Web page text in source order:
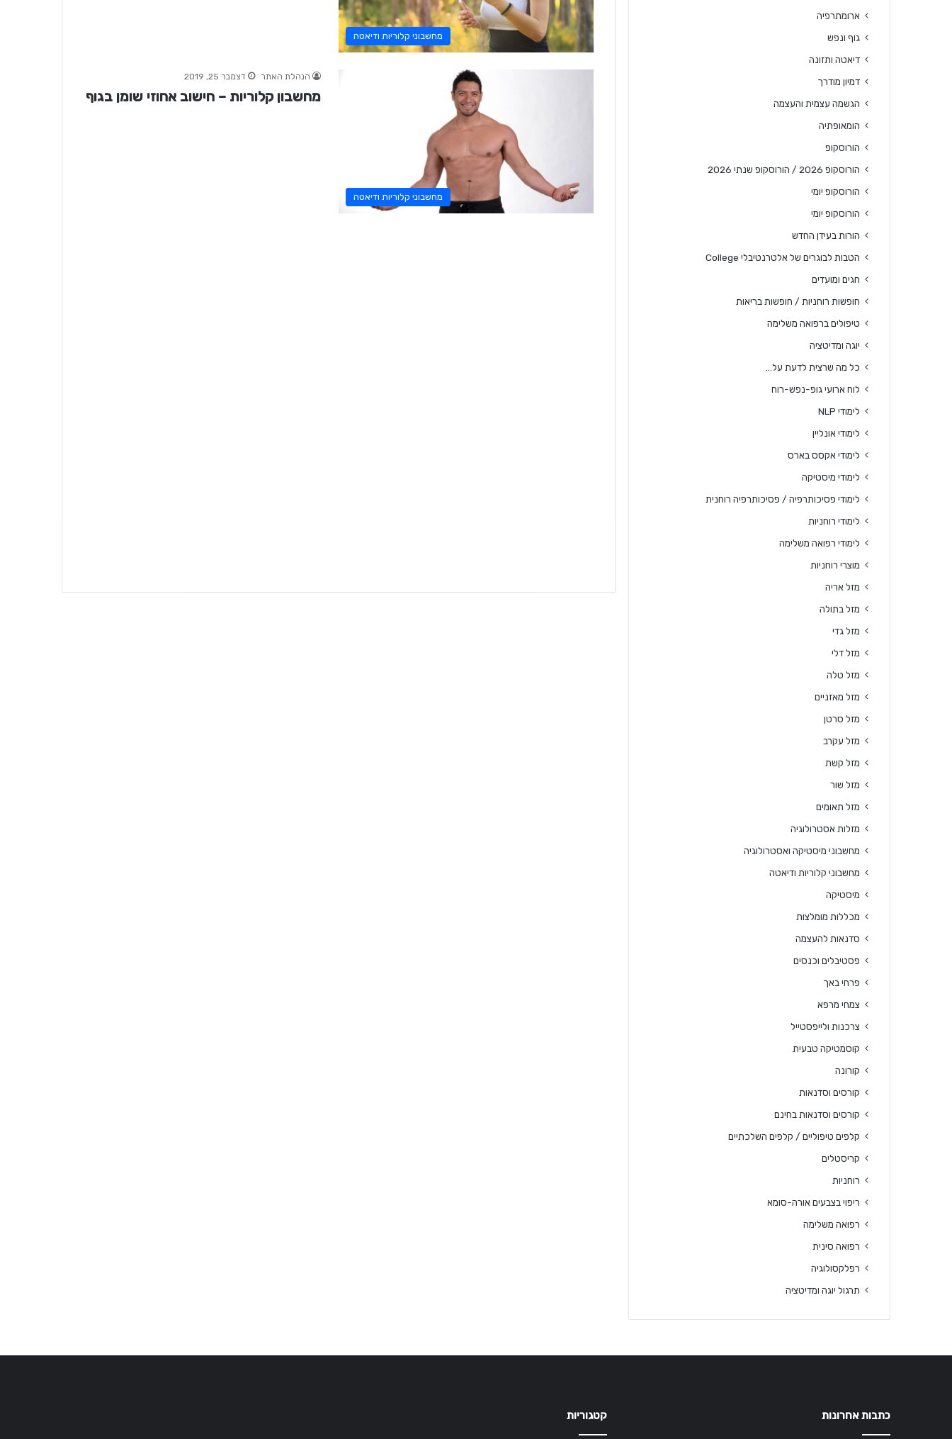
מחשבוני קלוריות ודיאטה
מחשבוני קלוריות ודיאטה
הנהלת האתר דצמבר 25, 2019
מחשבון קלוריות – חישוב אחוזי שומן בגוף
ארומתרפיה
גוף ונפש
דיאטה ותזונה
דמיון מודרך
הגשמה עצמית והעצמה
הומאופתיה
הורוסקופ
הורוסקופ 2026 / הורוסקופ שנתי 2026
הורוסקופ יומי
הורוסקופ יומי
הורות בעידן החדש
הטבות לבוגרים של אלטרנטיבלי College
חגים ומועדים
חופשות רוחניות / חופשות בריאות
טיפולים ברפואה משלימה
יוגה ומדיטציה
כל מה שרצית לדעת על…
לוח ארועי גופ-נפש-רוח
לימודי NLP
לימודי אונליין
לימודי אקסס בארס
לימודי מיסטיקה
לימודי פסיכותרפיה / פסיכותרפיה רוחנית
לימודי רוחניות
לימודי רפואה משלימה
מוצרי רוחניות
מזל אריה
מזל בתולה
מזל גדי
מזל דלי
מזל טלה
מזל מאזניים
מזל סרטן
מזל עקרב
מזל קשת
מזל שור
מזל תאומים
מזלות אסטרולוגיה
מחשבוני מיסטיקה ואסטרולוגיה
מחשבוני קלוריות ודיאטה
מיסטיקה
מכללות מומלצות
סדנאות להעצמה
פסטיבלים וכנסים
פרחי באך
צמחי מרפא
צרכנות ולייפסטייל
קוסמטיקה טבעית
קורונה
קורסים וסדנאות
קורסים וסדנאות בחינם
קלפים טיפוליים / קלפים השלכתיים
קריסטלים
רוחניות
ריפוי בצבעים אורה-סומא
רפואה משלימה
רפואה סינית
רפלקסולוגיה
תרגול יוגה ומדיטציה
כתבות אחרונות קטגוריות